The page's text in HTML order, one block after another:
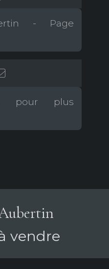
- Page
pour plus
vendre